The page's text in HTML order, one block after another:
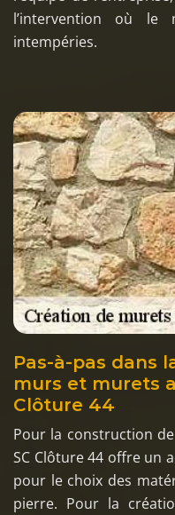
l’intervention où le
intempéries.
Pas-à-pas dans
murs et murets
Clôture 44
Pour la construction
SC Clôture 44 offre un
pour le choix des
pierre. Pour la